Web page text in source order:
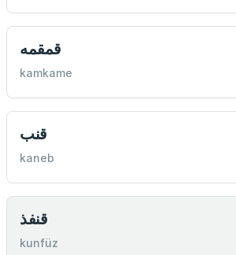
قمقمه
kamkame
قنب
kaneb
قنفذ
kunfüz